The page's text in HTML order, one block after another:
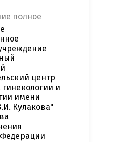
полное
центр
и
имени
Кулакова"